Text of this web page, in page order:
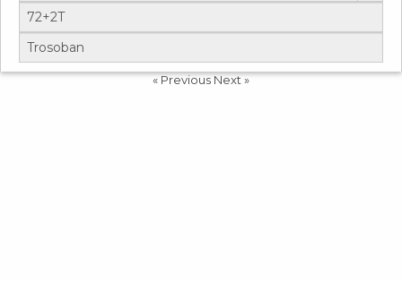
« PreviousNext »